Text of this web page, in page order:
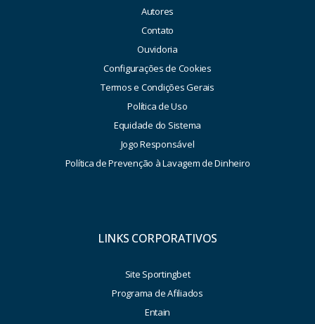
Autores
Contato
Ouvidoria
Configurações de Cookies
Termos e Condições Gerais
Política de Uso
Equidade do Sistema
Jogo Responsável
Política de Prevenção à Lavagem de Dinheiro
LINKS CORPORATIVOS
Site Sportingbet
Programa de Afiliados
Entain